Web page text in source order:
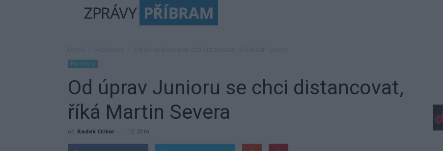
Příbram
Rozhovory
Od úprav Junioru se chci distancovat,
říká Martin Severa
od Radek Ctibor - 1. 12. 2016